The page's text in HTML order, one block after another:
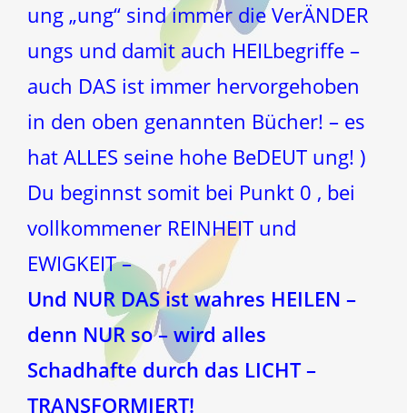
ung „ung“ sind immer die VerÄNDER
ungs und damit auch HEILbegriffe –
auch DAS ist immer hervorgehoben
in den oben genannten Bücher! – es
hat ALLES seine hohe BeDEUT ung! )
Du beginnst somit bei Punkt 0 , bei
vollkommener REINHEIT und
EWIGKEIT –
Und NUR DAS ist wahres HEILEN –
denn NUR so – wird alles
Schadhafte durch das LICHT –
TRANSFORMIERT!